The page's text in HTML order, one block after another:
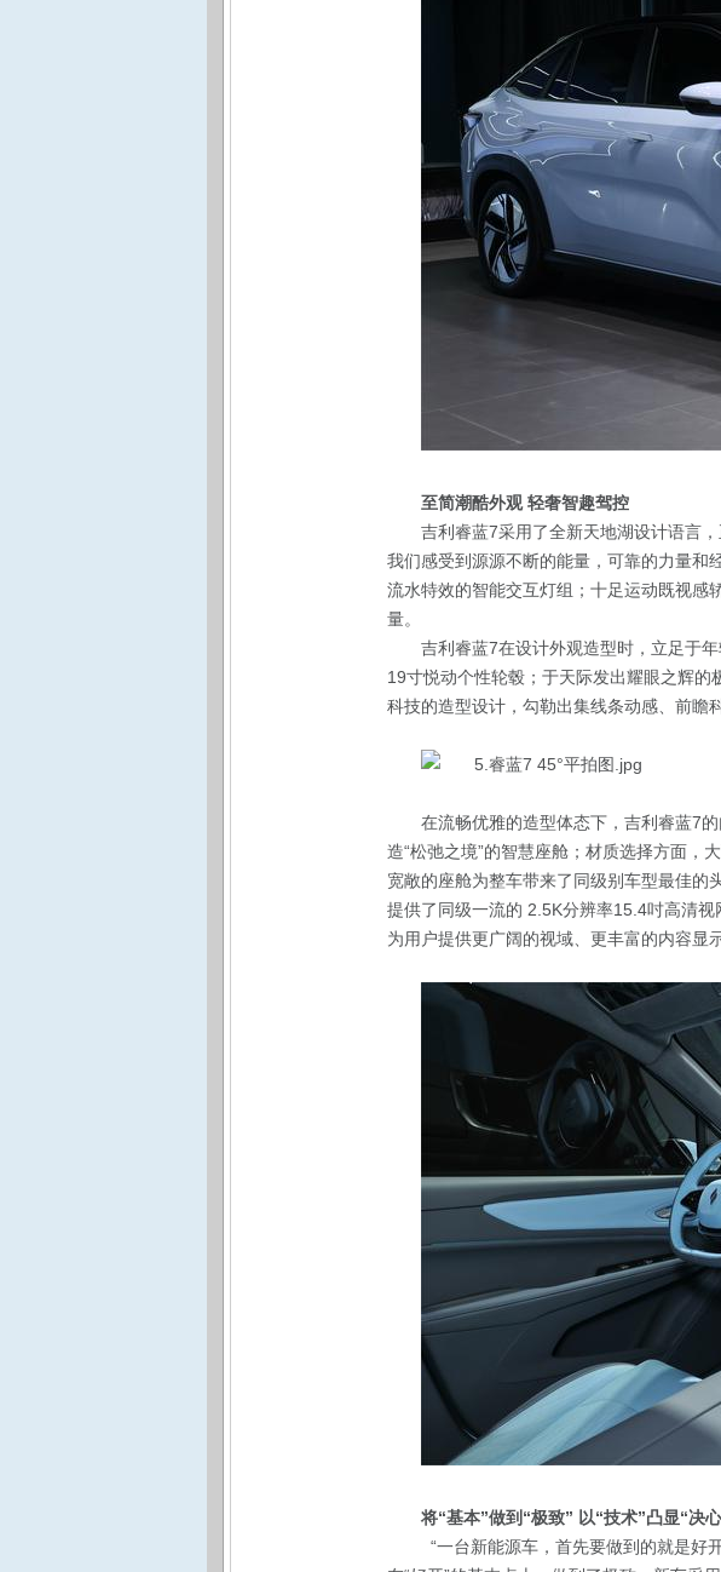
至简潮酷外观 轻奢智趣驾控
吉利睿蓝7采用了全新天地湖设计语言
我们感受到源源不断的能量，可靠的力量和
流水特效的智能交互灯组；十足运动既视感
量。
吉利睿蓝7在设计外观造型时，立足于
19寸悦动个性轮毂；于天际发出耀眼之辉
科技的造型设计，勾勒出集线条动感、前瞻
在流畅优雅的造型体态下，吉利睿蓝7
造“松弛之境”的智慧座舱；材质选择方面，
宽敞的座舱为整车带来了同级别车型最佳的
提供了同级一流的 2.5K分辨率15.4吋高清
为用户提供更广阔的视域、更丰富的内容显
将“基本”做到“极致” 以“技术”凸显“决
“一台新能源车，首先要做到的就是好